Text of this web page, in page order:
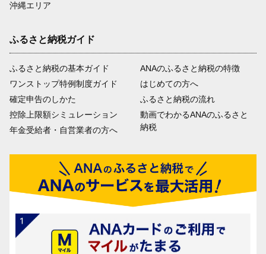
沖縄エリア
ふるさと納税ガイド
ふるさと納税の基本ガイド
ワンストップ特例制度ガイド
確定申告のしかた
控除上限額シミュレーション
年金受給者・自営業者の方へ
ANAのふるさと納税の特徴
はじめての方へ
ふるさと納税の流れ
動画でわかるANAのふるさと
納税